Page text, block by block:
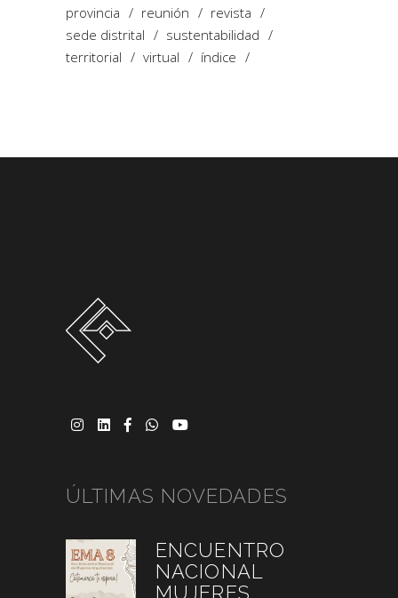
provincia
reunión
revista
sede distrital
sustentabilidad
territorial
virtual índice
ÚLTIMAS NOVEDADES
ENCUENTRO
NACIONAL
MUJERES